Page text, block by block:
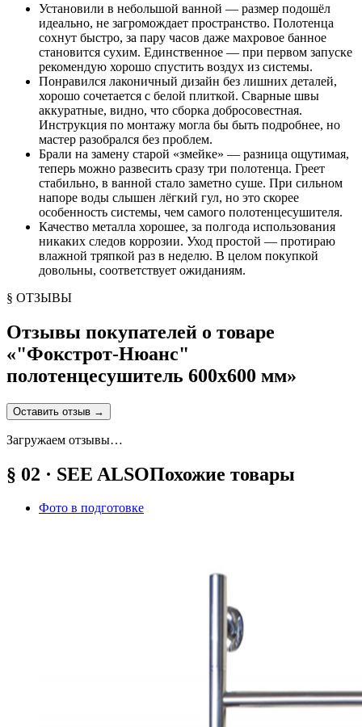
Установили в небольшой ванной — размер подошёл
идеально, не загромождает пространство. Полотенца
сохнут быстро, за пару часов даже махровое банное
становится сухим. Единственное — при первом запуске
рекомендую хорошо спустить воздух из системы.
Понравился лаконичный дизайн без лишних деталей,
хорошо сочетается с белой плиткой. Сварные швы
аккуратные, видно, что сборка добросовестная.
Инструкция по монтажу могла бы быть подробнее, но
мастер разобрался без проблем.
Брали на замену старой «змейке» — разница ощутимая,
теперь можно развесить сразу три полотенца. Греет
стабильно, в ванной стало заметно суше. При сильном
напоре воды слышен лёгкий гул, но это скорее
особенность системы, чем самого полотенцесушителя.
Качество металла хорошее, за полгода использования
никаких следов коррозии. Уход простой — протираю
влажной тряпкой раз в неделю. В целом покупкой
довольны, соответствует ожиданиям.
§ ОТЗЫВЫ
Отзывы покупателей о товаре
«"Фокстрот-Нюанс"
полотенцесушитель 600х600 мм»
Оставить отзыв →
Загружаем отзывы…
§ 02 · SEE ALSOПохожие товары
Фото в подготовке